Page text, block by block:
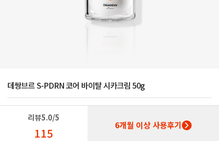
데쌍브르 S-PDRN 코어 바이탈 시카크림 50g
리뷰5.0/5
115 6개월 이상 사용후기